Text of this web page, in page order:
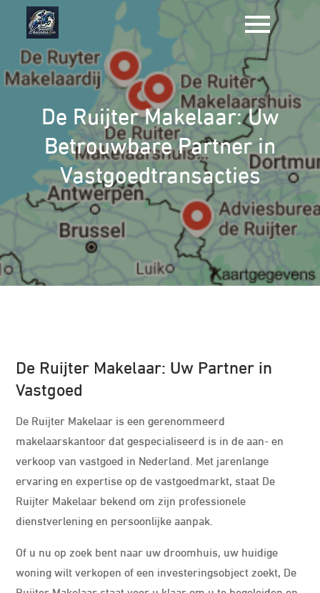
inhoud
gaan
De Ruijter Makelaar: Uw
Betrouwbare Partner in
Vastgoedtransacties
De Ruijter Makelaar: Uw Partner in
Vastgoed
De Ruijter Makelaar is een gerenommeerd
makelaarskantoor dat gespecialiseerd is in de aan- en
verkoop van vastgoed in Nederland. Met jarenlange
ervaring en expertise op de vastgoedmarkt, staat De
Ruijter Makelaar bekend om zijn professionele
dienstverlening en persoonlijke aanpak.
Of u nu op zoek bent naar uw droomhuis, uw huidige
woning wilt verkopen of een investeringsobject zoekt, De